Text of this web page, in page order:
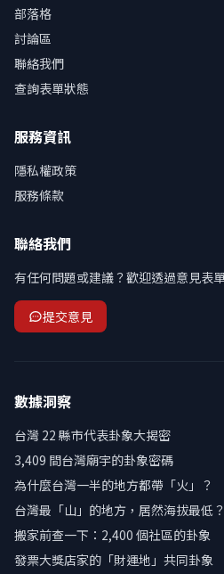
部落格
討論區
聯絡我們
查詢表單狀態
服務資訊
隱私權政策
服務條款
聯絡我們
有任何問題或建議？歡迎透過意見表
提交意見
數據洞察
台灣 22 縣市代表卦象大揭密
3,409 間台灣廟宇的卦象密碼
為什麼台灣一半的地方都帶「火」？
台灣最「山」的地方，居然海拔最低？
搬家前查一下：2,400 個社區的卦象
發票大獎店家的「財運地」共同卦象